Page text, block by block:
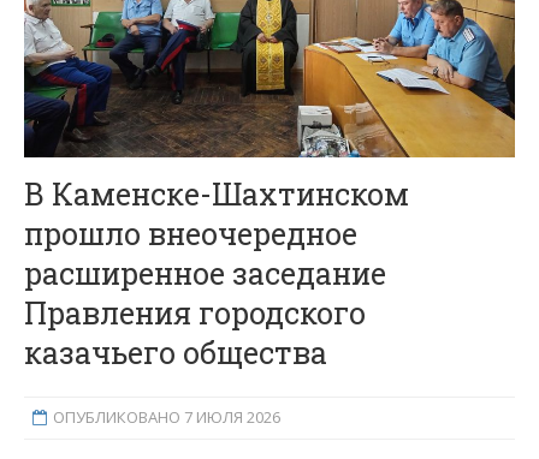
В Каменске-Шахтинском
прошло внеочередное
расширенное заседание
Правления городского
казачьего общества
ОПУБЛИКОВАНО 7 ИЮЛЯ 2026